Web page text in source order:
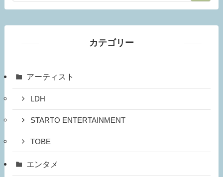
カテゴリー
アーティスト
LDH
STARTO ENTERTAINMENT
TOBE
エンタメ